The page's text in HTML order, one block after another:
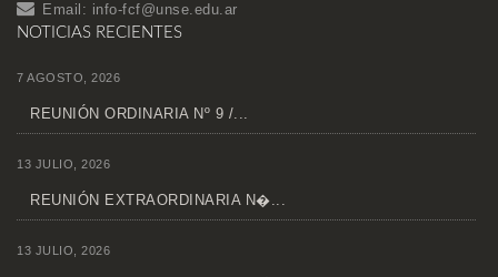
Email: info-fcf@unse.edu.ar
NOTICIAS RECIENTES
7 AGOSTO, 2026
REUNIÓN ORDINARIA Nº 9 /...
13 JULIO, 2026
REUNIÓN EXTRAORDINARIA N�...
13 JULIO, 2026